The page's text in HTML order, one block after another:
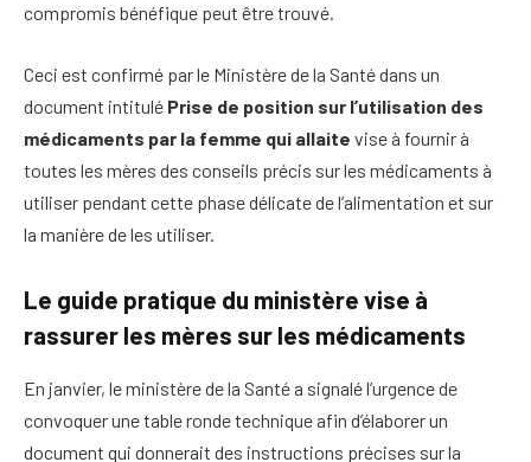
compromis bénéfique peut être trouvé.
Ceci est confirmé par le Ministère de la Santé dans un
document intitulé Prise de position sur l’utilisation des
médicaments par la femme qui allaite vise à fournir à
toutes les mères des conseils précis sur les médicaments à
utiliser pendant cette phase délicate de l’alimentation et sur
la manière de les utiliser.
Le guide pratique du ministère vise à
rassurer les mères sur les médicaments
En janvier, le ministère de la Santé a signalé l’urgence de
convoquer une table ronde technique afin d’élaborer un
document qui donnerait des instructions précises sur la